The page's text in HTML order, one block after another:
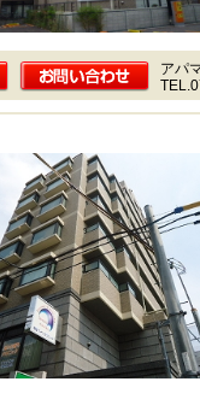
アパ